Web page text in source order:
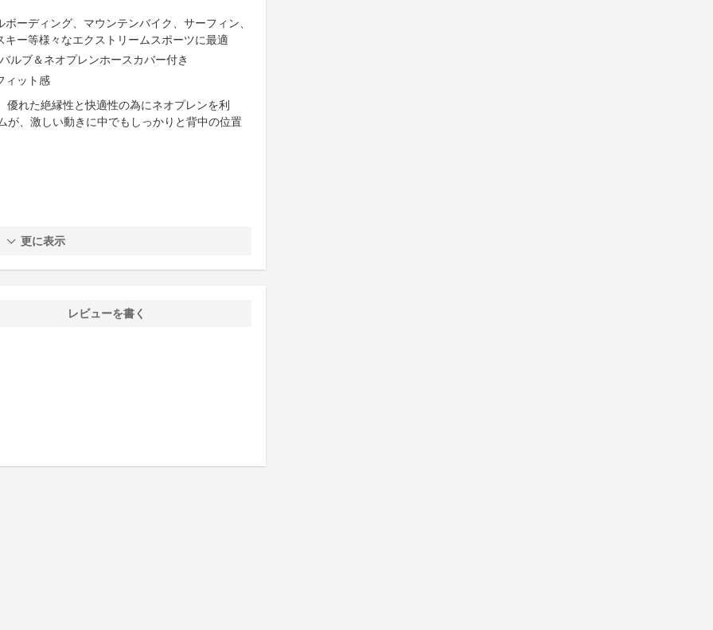
ーディング、マウンテンバイク、サーフィン、
ー等様々なエクストリームスポーツに最適
ルブ＆ネオプレンホースカバー付き
ィット感
れた絶縁性と快適性の為にネオプレンを利
が、激しい動きに中でもしっかりと背中の位置
更に表示
レビューを書く